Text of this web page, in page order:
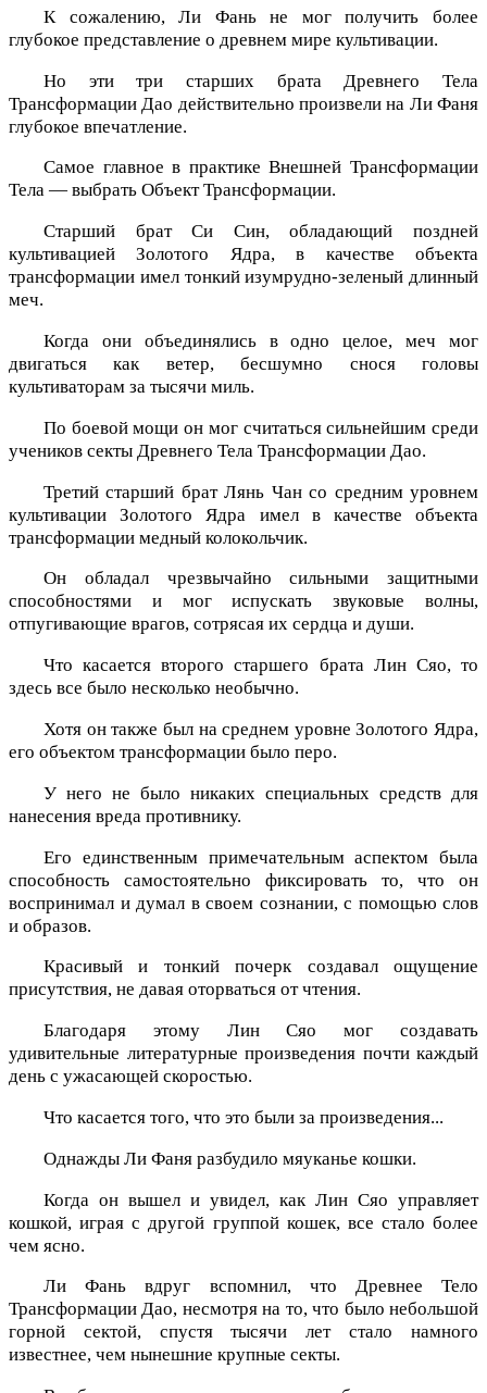
К сожалению, Ли Фань не мог получить более
глубокое представление о древнем мире культивации.
Но эти три старших брата Древнего Тела
Трансформации Дао действительно произвели на Ли Фаня
глубокое впечатление.
Самое главное в практике Внешней Трансформации
Тела — выбрать Объект Трансформации.
Старший брат Си Син, обладающий поздней
культивацией Золотого Ядра, в качестве объекта
трансформации имел тонкий изумрудно-зеленый длинный
меч.
Когда они объединялись в одно целое, меч мог
двигаться как ветер, бесшумно снося головы
культиваторам за тысячи миль.
По боевой мощи он мог считаться сильнейшим среди
учеников секты Древнего Тела Трансформации Дао.
Третий старший брат Лянь Чан со средним уровнем
культивации Золотого Ядра имел в качестве объекта
трансформации медный колокольчик.
Он обладал чрезвычайно сильными защитными
способностями и мог испускать звуковые волны,
отпугивающие врагов, сотрясая их сердца и души.
Что касается второго старшего брата Лин Сяо, то
здесь все было несколько необычно.
Хотя он также был на среднем уровне Золотого Ядра,
его объектом трансформации было перо.
У него не было никаких специальных средств для
нанесения вреда противнику.
Его единственным примечательным аспектом была
способность самостоятельно фиксировать то, что он
воспринимал и думал в своем сознании, с помощью слов
и образов.
Красивый и тонкий почерк создавал ощущение
присутствия, не давая оторваться от чтения.
Благодаря этому Лин Сяо мог создавать
удивительные литературные произведения почти каждый
день с ужасающей скоростью.
Что касается того, что это были за произведения...
Однажды Ли Фаня разбудило мяуканье кошки.
Когда он вышел и увидел, как Лин Сяо управляет
кошкой, играя с другой группой кошек, все стало более
чем ясно.
Ли Фань вдруг вспомнил, что Древнее Тело
Трансформации Дао, несмотря на то, что было небольшой
горной сектой, спустя тысячи лет стало намного
известнее, чем нынешние крупные секты.